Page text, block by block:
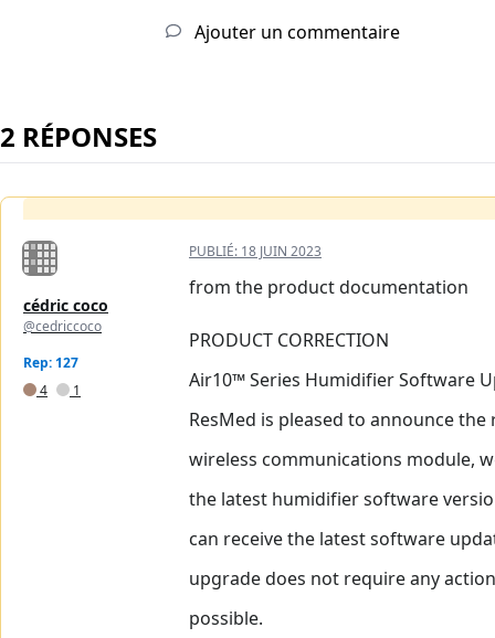
Ajouter un commentaire
2 RÉPONSES
cédric coco
@cedriccoco
Rep: 127
4
1
PUBLIÉ: 18 JUIN 2023
from the product documentation
PRODUCT CORRECTION
Air10™ Series Humidifier Software
ResMed is pleased to announce
wireless communications module,
the latest humidifier software
can receive the latest software
upgrade does not require any
possible.